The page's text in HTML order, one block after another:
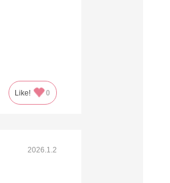
Like! 0
2026.1.2